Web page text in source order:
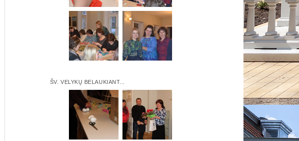
ŠV. VELYKŲ BELAUKIANT...